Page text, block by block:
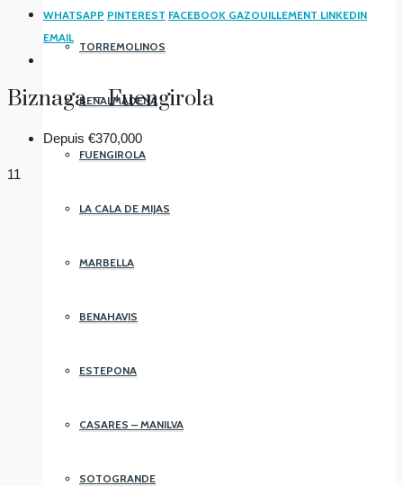
TORREMOLINOS
BENALMADENA
FUENGIROLA
LA CALA DE MIJAS
MARBELLA
BENAHAVIS
ESTEPONA
CASARES – MANILVA
SOTOGRANDE
WHATSAPP PINTEREST FACEBOOK GAZOUILLEMENT LINKEDIN
EMAIL
Biznaga – Fuengirola
Depuis €370,000
11